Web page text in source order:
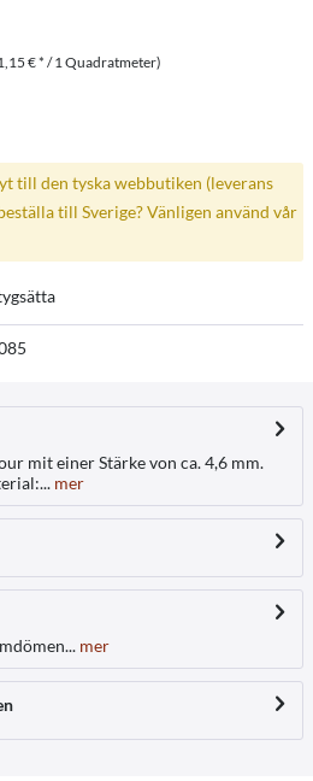
€ * / 1 Quadratmeter)
till den tyska webbutiken (leverans
till Sverige? Vänligen använd vår
mit einer Stärke von ca. 4,6 mm.
mer
mer